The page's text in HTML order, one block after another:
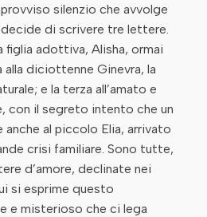
silenzio che avvolge
decide di scrivere tre lettere.
figlia adottiva, Alisha, ormai
alla diciottenne Ginevra, la
e la terza all’amato e
con il segreto intento che un
anche al piccolo Elia, arrivato
crisi familiare. Sono tutte,
d’amore, declinate nei
si esprime questo
e misterioso che ci lega